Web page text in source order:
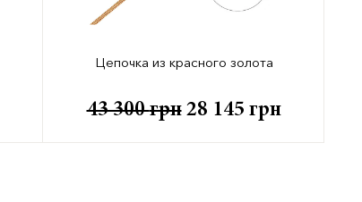
Цепочка из красного золота
43 300грн 28 145 грн